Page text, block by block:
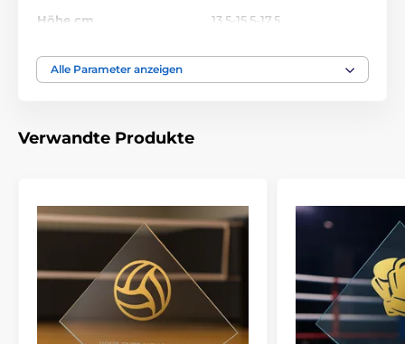
Höhe cm 13,5-15,5-17,5
Thema
Bedruckung des
Emblems
Lasergravur
Farbiger
UV-HQ-Druck
Alle Parameter anzeigen
Verwandte Produkte